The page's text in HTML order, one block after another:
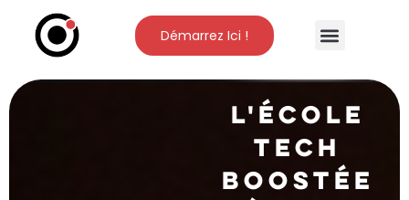
Démarrez Ici !
L'ÉCOLE
TECH
BOOSTÉE